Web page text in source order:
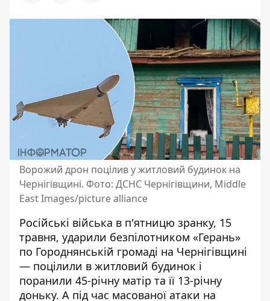
Ворожий дрон поцілив у житловий будинок на
Чернігівщині. Фото: ДСНС Чернігівщини, Middle
East Images/picture alliance
Російські війська в п'ятницю зранку, 15
травня, ударили безпілотником «Герань»
по Городнянській громаді на Чернігівщині
— поцілили в житловий будинок і
поранили 45-річну матір та її 13-річну
доньку. А під час масованої атаки на